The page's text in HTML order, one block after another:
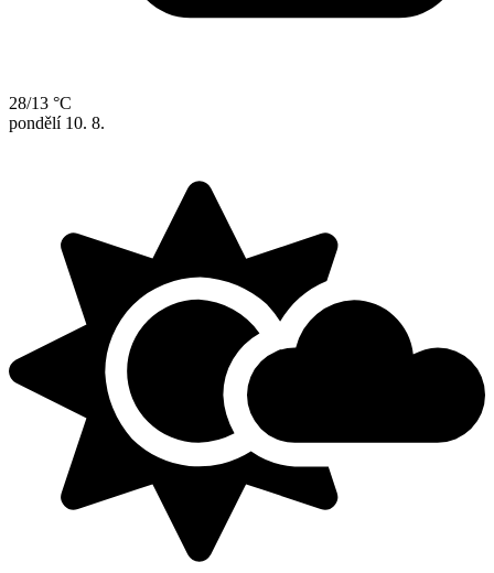
28/13 °C
pondělí 10. 8.